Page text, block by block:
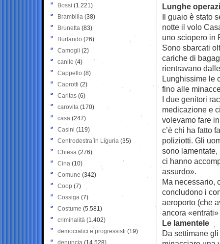
Lunghe
Il guaio è stato
notte il volo
uno sciopero in
Sono sbarcati
cariche di
rientravano
Lunghissime le
fino alle
I due genitori
medicazione e
volevamo fare
c’è chi ha fatto
poliziotti. Gli
sono lamentate,
ci hanno
assurdo».
Ma necessario,
concludono i
aeroporto (che
ancora
Le lamentele
Da settimane
Bossi (1.221)
Brambilla (38)
Brunetta (83)
Burlando (26)
Camogli (2)
canile (4)
Cappello (8)
Caprotti (2)
Caritas (6)
carovita (170)
casa (247)
Casini (119)
Centrodestra in Liguria (35)
Chiesa (276)
Cina (10)
Comune (342)
Coop (7)
Cossiga (7)
Costume (5.581)
criminalità (1.402)
democratici e progressisti (19)
denuncia (14.528)